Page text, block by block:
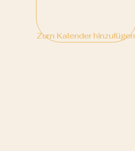
Zum Kalender hinzufügen